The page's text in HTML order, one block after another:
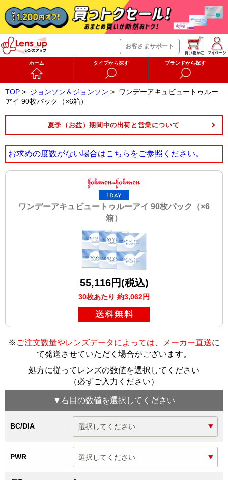
お客さまサポート
ホーム タイプから探す ブランドから探す
TOP > ジョンソン＆ジョンソン > ワンデーアキュビュートゥルー
アイ 90枚パック（×6箱）
夏季（お盆）期間中の出荷と営業について
お求めの度数がない場合はこちら をご参照ください。
ワンデーアキュビュートゥルーアイ 90枚パック（×6
箱）
55,116円(税込)
30枚あたり 約3,062円
※ ご注文数量やレンズデータによっては、メーカー直送に
て発送させていただく場合がございます。
処方に従ってレンズの数値を選択してください
（必ずご入力ください）
▼右目 の数値を選択してください
BC/DIA
PWR